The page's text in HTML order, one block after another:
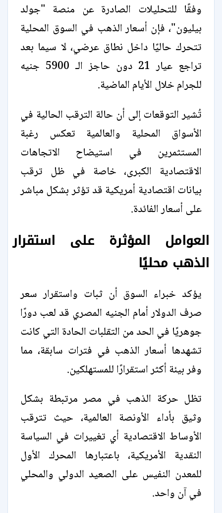
وفقًا للتحليلات الصادرة عن منصة "جولد
بيليون"، فإن أسعار الذهب في السوق المحلية
تتحرك حاليًا داخل نطاق عرضي، لا سيما بعد
تراجع عيار 21 دون حاجز الـ 5900 جنيه
للجرام خلال الأيام الماضية.
تُشير التوقعات إلى أن حالة الترقب الحالية في
الأسواق المحلية والعالمية تعكس رغبة
المستثمرين في استيضاح الاتجاهات
الاقتصادية الكبرى، خاصة في ظل ترقب
بيانات اقتصادية أمريكية قد تؤثر بشكل مباشر
على أسعار الفائدة.
العوامل المؤثرة على استقرار
الذهب محليًا
يؤكد خبراء السوق أن ثبات واستقرار سعر
صرف الدولار أمام الجنيه المصري قد لعب دورًا
جوهريًا في الحد من التقلبات الحادة التي كانت
تشهدها أسعار الذهب في فترات سابقة، مما
وفر بيئة أكثر استقرارًا للمستهلكين.
تظل حركة الذهب في مصر مرتبطة بشكل
وثيق بأداء الأونصة العالمية، حيث تترقب
الأوساط الاقتصادية أي تغييرات في السياسة
النقدية الأمريكية، باعتبارها المحرك الأول
للمعدن النفيس على الصعيد الدولي والمحلي
في آن واحد.